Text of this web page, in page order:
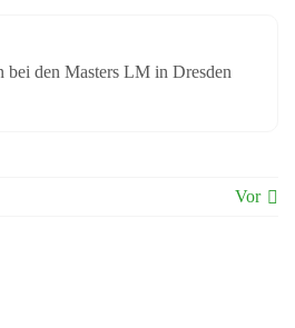
den Masters LM in Dresden
Vor